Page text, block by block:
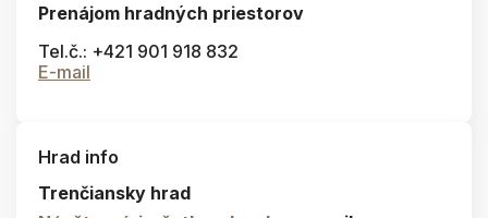
Prenájom hradných priestorov
Tel.č.: +421 901 918 832
E-mail
Hrad info
Trenčiansky hrad